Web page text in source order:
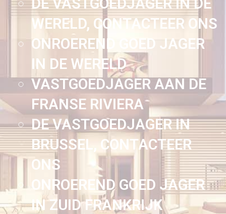
WERELD, CONTACTEER ONS
ONROEREND GOED JAGER
IN DE WERELD
VASTGOEDJAGER AAN DE
FRANSE RIVIERA
DE VASTGOEDJAGER IN
BRUSSEL, CONTACTEER
ONS
ONROEREND GOED JAGER
IN ZUID FRANKRIJK